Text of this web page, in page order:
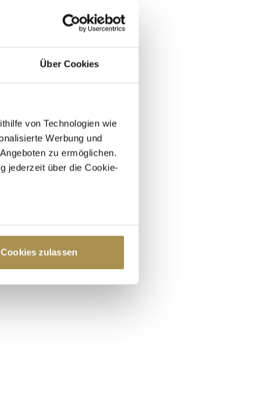
Über Cookies
von Technologien wie
Werbung und
zu ermöglichen.
jederzeit über die Cookie-
sein können
Präferenzen im
Verwendung unserer
diese Informationen
Rahmen Ihrer Nutzung
Cookies zulassen